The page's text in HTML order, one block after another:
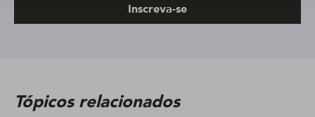
Inscreva-se
Tópicos relacionados